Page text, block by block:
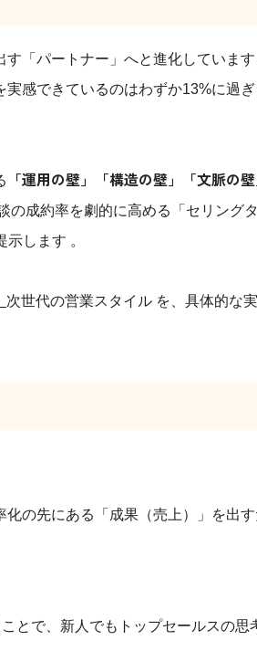
「パートナー」へと進化しています
感できているのはわずか13%に過
「運用の壁」「構造の壁」「文脈の壁
の成約率を劇的に高める「セリング
します 。
次世代の営業スタイル を、具体的な
の先にある「成果（売上）」を出
とで、新人でもトップセールスの思